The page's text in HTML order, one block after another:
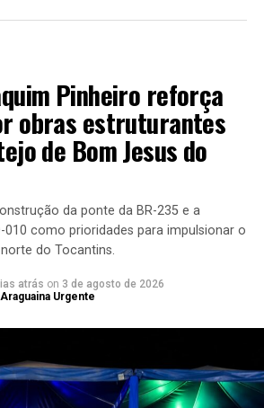
Pinheiro reforça
obras estruturantes
de Bom Jesus do
da ponte da BR-235 e a
010 como prioridades para impulsionar o
do Tocantins.
atrás on 3 de agosto de 2026
Urgente